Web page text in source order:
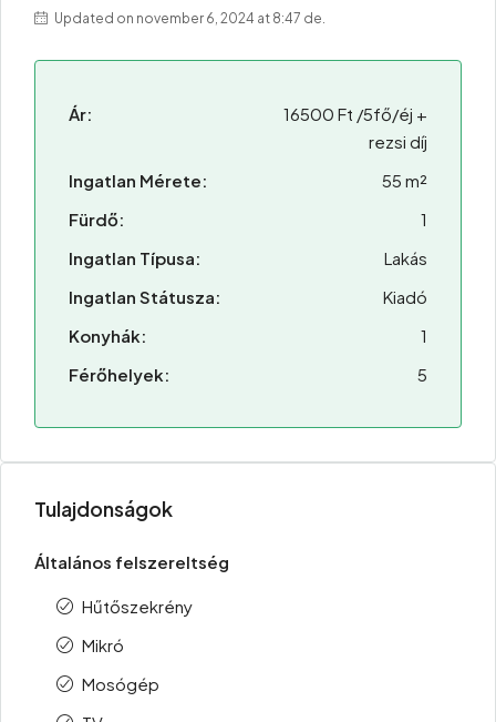
Updated on november 6, 2024 at 8:47 de.
Ár:
16500 Ft /5fő/éj +
rezsi díj
Ingatlan Mérete:
55 m²
Fürdő:
1
Ingatlan Típusa:
Lakás
Ingatlan Státusza:
Kiadó
Konyhák:
1
Férőhelyek:
5
Tulajdonságok
Általános felszereltség
Hűtőszekrény
Mikró
Mosógép